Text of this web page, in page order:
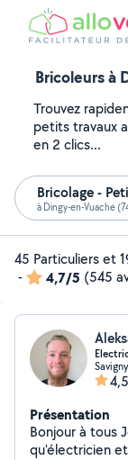
Bricoleurs à
Trouvez
petits travaux
en 2 clics...
Bricolage -
à Dingy-en-Vuache
45 Particuliers et
-
4,7/5 (545
Présentation
Bonjour à tous
qu'électricien